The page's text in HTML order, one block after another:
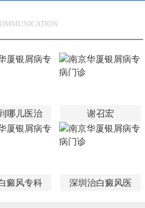
哪儿医治 谢召宏
癜风专科 深圳治白癜风医